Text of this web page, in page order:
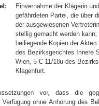
Einvernahme der Klägerin und
gefährdeten Partei, die über
der ausgewiesenen
stellig gemacht werden kann;
beiliegende Kopien der Akten
des Bezirksgerichtes Innere
Wien, 5 C 11/18u des
Klagenfurt.
vor, dass die
ohne Anhörung des